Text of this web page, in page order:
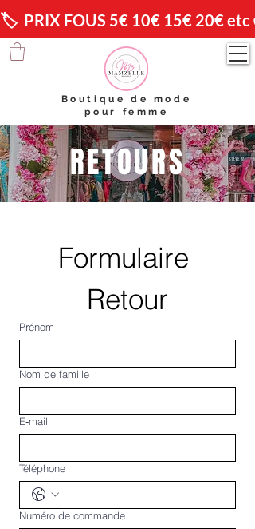
🏷️  PRIX FOUS 5€ 10€ 15€ 20€ etc
Boutique de mode
pour femme
RETOURS
Formulaire
Retour
Prénom
Nom de famille
E‑mail
Téléphone
Numéro de commande